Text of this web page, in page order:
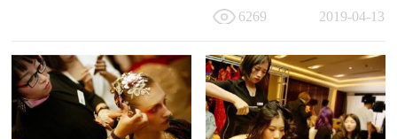
6269 2019-04-13